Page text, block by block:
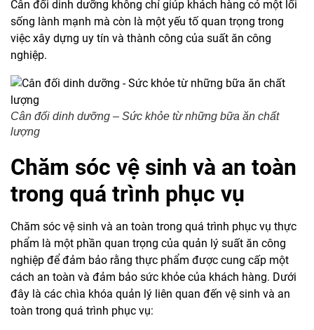
Cân đối dinh dưỡng không chỉ giúp khách hàng có một lối
sống lành mạnh mà còn là một yếu tố quan trọng trong
việc xây dựng uy tín và thành công của suất ăn công
nghiệp.
Cân đối dinh dưỡng – Sức khỏe từ những bữa ăn chất
lượng
Chăm sóc vệ sinh và an toàn
trong quá trình phục vụ
Chăm sóc vệ sinh và an toàn trong quá trình phục vụ thực
phẩm là một phần quan trọng của quản lý suất ăn công
nghiệp để đảm bảo rằng thực phẩm được cung cấp một
cách an toàn và đảm bảo sức khỏe của khách hàng. Dưới
đây là các chìa khóa quản lý liên quan đến vệ sinh và an
toàn trong quá trình phục vụ: